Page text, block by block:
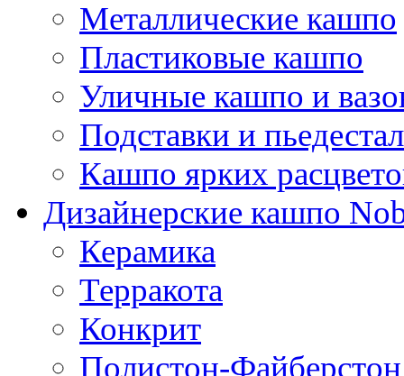
Металлические кашпо
Пластиковые кашпо
Уличные кашпо и
Подставки и
Кашпо ярких
Дизайнерские кашпо
Керамика
Терракота
Конкрит
Полистон-Файберстон